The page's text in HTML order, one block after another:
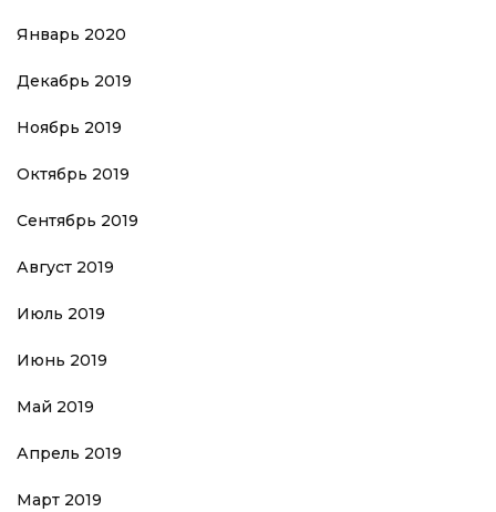
Январь 2020
Декабрь 2019
Ноябрь 2019
Октябрь 2019
Сентябрь 2019
Август 2019
Июль 2019
Июнь 2019
Май 2019
Апрель 2019
Март 2019